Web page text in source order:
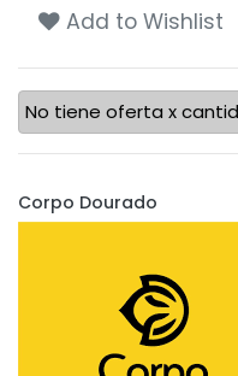
Add to Wishlist
No tiene oferta x
Corpo Dourado